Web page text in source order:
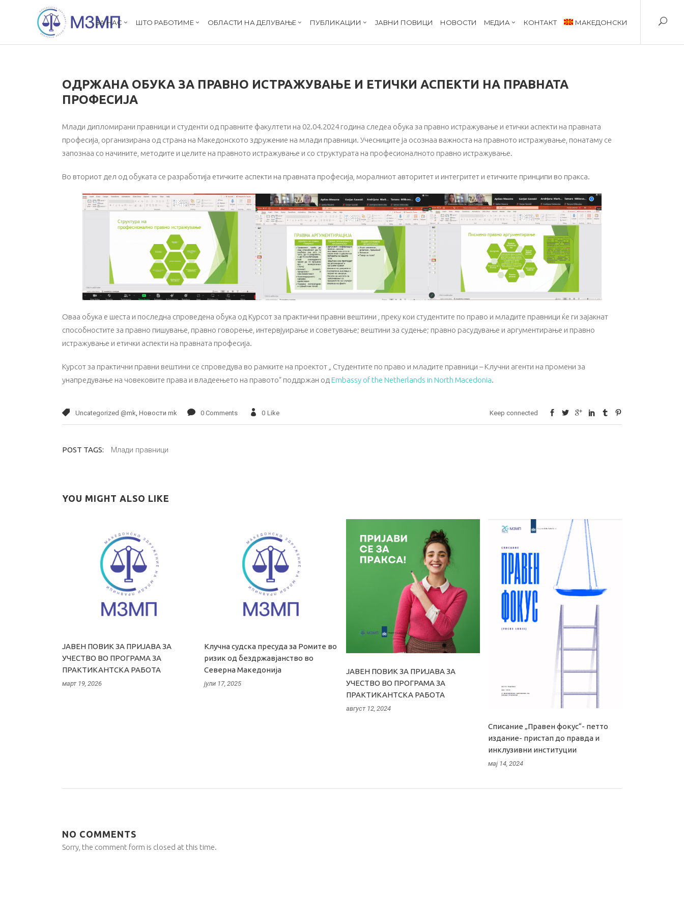
ЗА НАС ШТО РАБОТИМЕ ОБЛАСТИ НА ДЕЛУВАЊЕ ПУБЛИКАЦИИ ЈАВНИ ПОВИЦИ НОВОСТИ MЕДИА КОНТАКТ МАКЕДОНСКИ
ОДРЖАНА ОБУКА ЗА ПРАВНО ИСТРАЖУВАЊЕ И ЕТИЧКИ АСПЕКТИ НА ПРАВНАТА
ПРОФЕСИЈА
Млади дипломирани правници и студенти од правните факултети на 02.04.2024 година следеа обука за правно истражување и етички аспекти на правната
професија, организирана од страна на Македонското здружение на млади правници. Учесниците ја осознаа важноста на правното истражување, понатаму се
запознаа со начините, методите и целите на правното истражување и со структурата на професионалното правно истражување.
Во вториот дел од обуката се разработија етичките аспекти на правната професија, моралниот авторитет и интегритет и етичките принципи во пракса.
Оваа обука е шеста и последна спроведена обука од Курсот за практични правни вештини , преку кои студентите по право и младите правници ќе ги зајакнат
способностите за правно пишување, правно говорење, интервјуирање и советување; вештини за судење; правно расудување и аргументирање и правно
истражување и етички аспекти на правната професија.
Курсот за практични правни вештини се спроведува во рамките на проектот „ Студентите по право и младите правници – Клучни агенти на промени за
унапредување на човековите права и владеењето на правото“ поддржан од Embassy of the Netherlands in North Macedonia.
Uncategorized @mk Новости mk 0 Comments 0 Like Keep connected
POST TAGS: Млади правници
YOU MIGHT ALSO LIKE
ЈАВЕН ПОВИК ЗА ПРИЈАВА ЗА
УЧЕСТВО ВО ПРОГРАМА ЗА
ПРАКТИКАНТСКА РАБОТА
март 19, 2026
Клучна судска пресуда за Ромите во
ризик од бездржавјанство во
Северна Македонија
јули 17, 2025
ЈАВЕН ПОВИК ЗА ПРИЈАВА ЗА
УЧЕСТВО ВО ПРОГРАМА ЗА
ПРАКТИКАНТСКА РАБОТА
август 12, 2024
Списание „Правен фокус“- петто
издание- пристап до правда и
инклузивни институции
мај 14, 2024
NO COMMENTS
Sorry, the comment form is closed at this time.